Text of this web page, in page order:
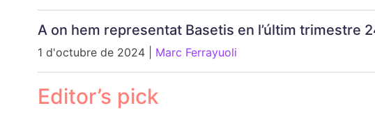
A on hem representat Basetis en l’últim trimestre
1 d'octubre de 2024 | Marc Ferrayuoli
Editor’s pick